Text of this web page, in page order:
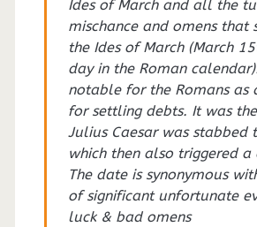
Ides of March and all the
mischance and omens that
the Ides of March (March
day in the Roman
notable for the Romans as
for settling debts. It was
Julius Caesar was stabbed
which then also triggered a
The date is synonymous
of significant unfortunate
luck & bad omens